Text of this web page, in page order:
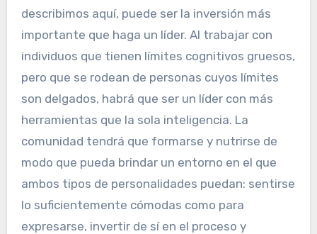
describimos aquí, puede ser la inversión más
importante que haga un líder. Al trabajar con
individuos que tienen límites cognitivos gruesos,
pero que se rodean de personas cuyos límites
son delgados, habrá que ser un líder con más
herramientas que la sola inteligencia. La
comunidad tendrá que formarse y nutrirse de
modo que pueda brindar un entorno en el que
ambos tipos de personalidades puedan: sentirse
lo suficientemente cómodas como para
expresarse, invertir de sí en el proceso y